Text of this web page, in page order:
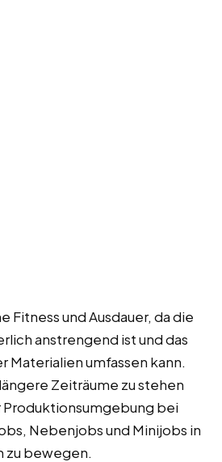
Fitness und Ausdauer, da die
anstrengend ist und das
Materialien umfassen kann.
Zeiträume zu stehen
Produktionsumgebung bei
Nebenjobs und Minijobs in
zu bewegen.